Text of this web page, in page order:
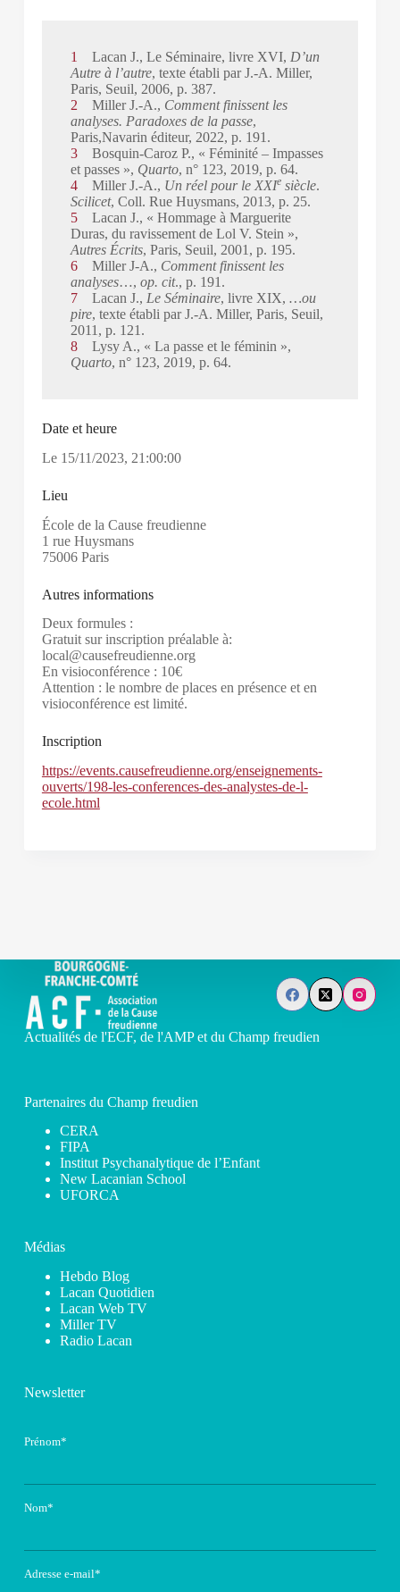
1 Lacan J., Le Séminaire, livre XVI, D’un
Autre à l’autre, texte établi par J.-A. Miller,
Paris, Seuil, 2006, p. 387.
2
Miller J.-A., Comment finissent les
analyses. Paradoxes de la passe,
Paris,Navarin éditeur, 2022, p. 191.
3
Bosquin-Caroz P., « Féminité – Impasses
et passes », Quarto, n° 123, 2019, p. 64.
4
Miller J.-A., Un réel pour le XXIesiècle.
Scilicet, Coll. Rue Huysmans, 2013, p. 25.
5
Lacan J., « Hommage à Marguerite
Duras, du ravissement de Lol V. Stein »,
Autres Écrits, Paris, Seuil, 2001, p. 195.
6
Miller J-A., Comment finissent les
analyses…, op. cit., p. 191.
7
Lacan J., Le Séminaire, livre XIX, …ou
pire, texte établi par J.-A. Miller, Paris, Seuil,
2011, p. 121.
8
Lysy A., « La passe et le féminin »,
Quarto, n° 123, 2019, p. 64.
Date et heure
Le 15/11/2023, 21:00:00
Lieu
École de la Cause freudienne
1 rue Huysmans
75006 Paris
Autres informations
Deux formules :
Gratuit sur inscription préalable à:
local@causefreudienne.org
En visioconférence : 10€
Attention : le nombre de places en présence et en
visioconférence est limité.
Inscription
https://events.causefreudienne.org/enseignements-
ouverts/198-les-conferences-des-analystes-de-l-
ecole.html
Actualités de l'ECF, de l'AMP et du Champ freudien
Partenaires du Champ freudien
CERA
FIPA
Institut Psychanalytique de l’Enfant
New Lacanian School
UFORCA
Médias
Hebdo Blog
Lacan Quotidien
Lacan Web TV
Miller TV
Radio Lacan
Newsletter
Prénom*
Nom*
Adresse e-mail*